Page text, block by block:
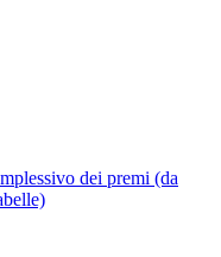
dei premi (da